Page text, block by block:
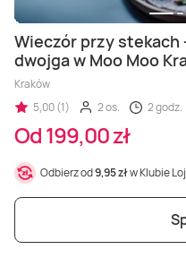
Wieczór przy stekach
dwojga w Moo Moo
Kraków
5,00 (1)
2 os. 2 godz.
Od 199,00 zł
Odbierz od9,95 złw Klubie